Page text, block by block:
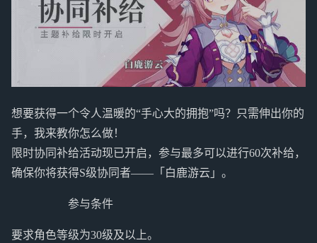
想要获得一个令人温暖的“手心大的拥抱”吗？只需伸出你的
手，我来教你怎么做！
限时协同补给活动现已开启，参与最多可以进行60次补给，
确保你将获得S级协同者——「白鹿游云」。
参与条件
要求角色等级为30级及以上。